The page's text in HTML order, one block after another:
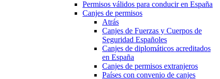
Permisos válidos para conducir en España
Canjes de permisos
Atrás
Canjes de Fuerzas y Cuerpos de
Seguridad Españoles
Canjes de diplomáticos acreditados
en España
Canjes de permisos extranjeros
Países con convenio de canjes